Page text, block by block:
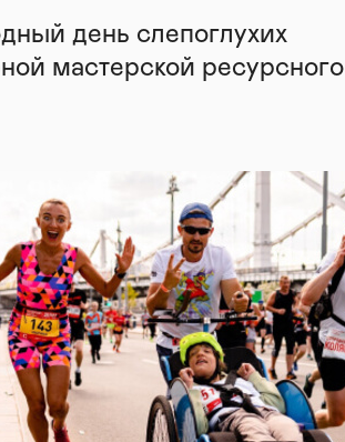
день слепоглухих
мастерской ресурсного